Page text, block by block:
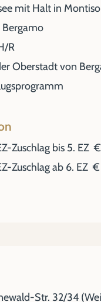
mit Halt in
R
Oberstadt von
Zuschlag bis 5. EZ
Zuschlag ab 6. EZ
Str. 32/34